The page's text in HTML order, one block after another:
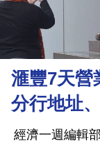
市
理
財
商
業
滙豐7天營
分行地址
經濟一週編輯部